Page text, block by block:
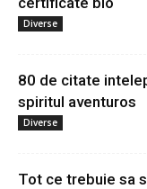
Diverse
80 de citate
spiritul aventuros
Diverse
Tot ce trebuie sa